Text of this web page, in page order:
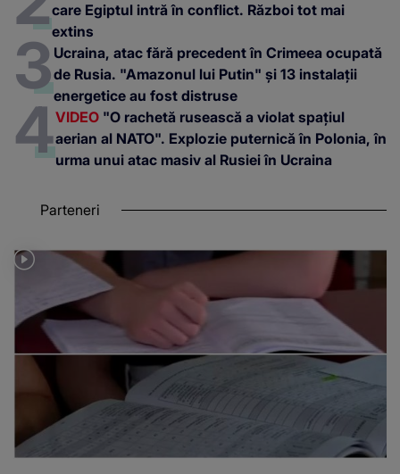
care Egiptul intră în conflict. Război tot mai
extins
Ucraina, atac fără precedent în Crimeea ocupată
de Rusia. "Amazonul lui Putin" și 13 instalații
energetice au fost distruse
VIDEO "O rachetă rusească a violat spațiul
aerian al NATO". Explozie puternică în Polonia, în
urma unui atac masiv al Rusiei în Ucraina
Parteneri